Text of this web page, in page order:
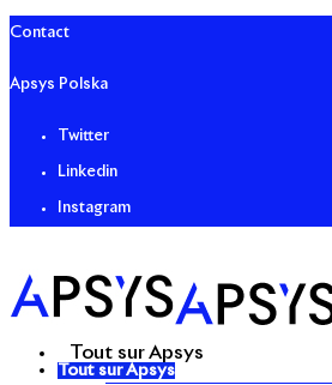
Contact
Apsys Polska
Twitter
Linkedin
Instagram
Tout sur Apsys
Tout sur Apsys